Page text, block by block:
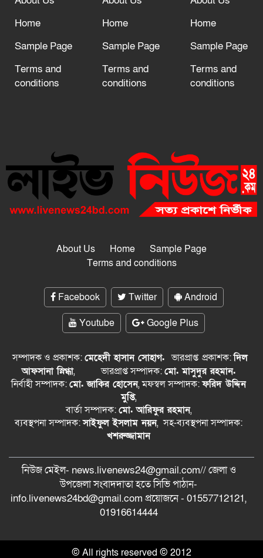
Home
Sample Page
Terms and
conditions
Home
Sample Page
Terms and
conditions
Home
Sample Page
Terms and
conditions
About Us Home
Sample Page
Terms and conditions
Facebook Twitter
Android
Youtube
Google Plus
সম্পাদক ও প্রকাশক:মেহেদী হাসান সোহাগ.ভারপ্রাপ্ত প্রকাশক:দিল
আফসানা স্নিগ্ধা, ভারপ্রাপ্ত সম্পাদক:মো. মাসুদুর রহমান.
নির্বাহী সম্পাদক:মো. জাকির হোসেন, মফস্বল সম্পাদক:ফরিদ উদ্দিন
মুপ্তি,
বার্তা সম্পাদক:মো. আরিফুর রহমান,
ব্যবস্থপনা সম্পাদক:সাইফুল ইসলাম নয়ন, সহ-ব্যবস্থপনা সম্পাদক:
খশরুজ্জামান
নিউজ মেইল- news.livenews24@gmail.com// জেলা ও
‍উপজেলা সংবাদদাতা হতে সিভি পাঠান-
info.livenews24bd@gmail.com প্রয়োজনে - 01557712121,
01916614444
© All rights reserved © 2012